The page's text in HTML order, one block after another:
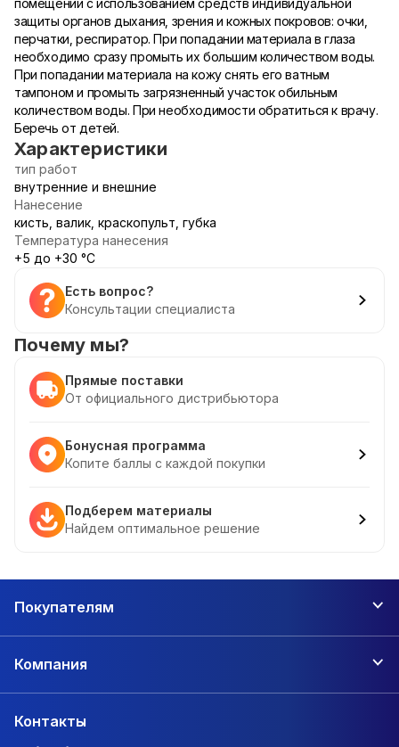
помещении с использованием средств индивидуальной
защиты органов дыхания, зрения и кожных покровов: очки,
перчатки, респиратор. При попадании материала в глаза
необходимо сразу промыть их большим количеством воды.
При попадании материала на кожу снять его ватным
тампоном и промыть загрязненный участок обильным
количеством воды. При необходимости обратиться к врачу.
Беречь от детей.
Характеристики
тип работ
внутренние и внешние
Нанесение
кисть, валик, краскопульт, губка
Температура нанесения
+5 до +30 °С
Есть вопрос?
Консультации специалиста
Почему мы?
Прямые поставки
От официального дистрибьютора
Бонусная программа
Копите баллы с каждой покупки
Подберем материалы
Найдем оптимальное решение
Покупателям
Компания
Контакты